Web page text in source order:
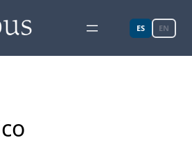
ES EN